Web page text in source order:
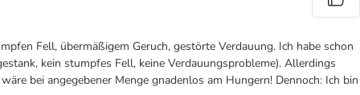
Fell, übermäßigem Geruch, gestörte Verdauung. Ich habe schon
kein stumpfes Fell, keine Verdauungsprobleme). Allerdings
bei angegebener Menge gnadenlos am Hungern! Dennoch: Ich bin